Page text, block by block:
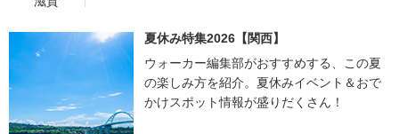
夏休み特集2026【関西】
ウォーカー編集部がおすすめする、この夏
の楽しみ方を紹介。夏休みイベント＆おで
かけスポット情報が盛りだくさん！